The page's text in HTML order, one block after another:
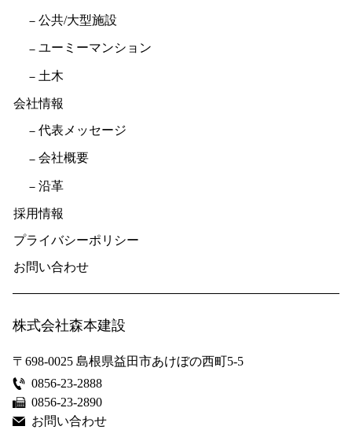
公共/大型施設
ユーミーマンション
土木
会社情報
代表メッセージ
会社概要
沿革
採用情報
プライバシーポリシー
お問い合わせ
株式会社森本建設
〒698-0025 島根県益田市あけぼの西町5-5
0856-23-2888
0856-23-2890
お問い合わせ